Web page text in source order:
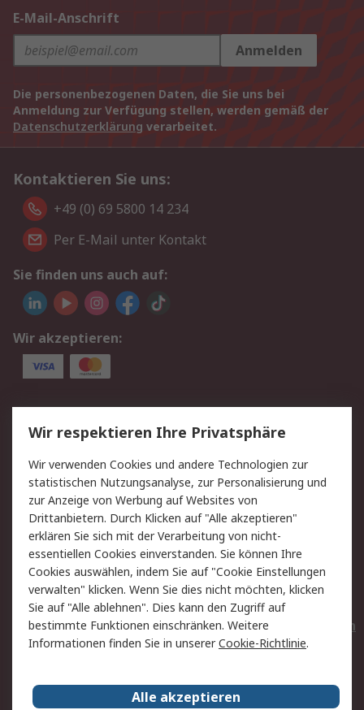
E-Mail-Anschrift
Anmelden
Die personenbezogenen Daten, die Sie uns bei
Anmeldung zur Verfügung stellen, werden gemäß der
Datenschutzerklärung verarbeitet.
Kontaktieren Sie uns:
+49 (0) 69 5800 14 234
Per E-Mail unter Kontakt
Sie finden uns auch auf:
Wir akzeptieren:
Service
Value Added Services
Lieferlösungen
Rücksendungen
Kontakt
Hilfe
Privatkunden
Rechtliches
AGB
Datenschutz
Cookie-Richtlinie
Zahlungsbedingungen
Copyright/Impressum
Entsorgung
Elektrogeräte/Batterien
RS weltweit
Wir respektieren Ihre Privatsphäre
Wir verwenden Cookies und andere Technologien zur
statistischen Nutzungsanalyse, zur Personalisierung und
zur Anzeige von Werbung auf Websites von
Drittanbietern. Durch Klicken auf "Alle akzeptieren"
erklären Sie sich mit der Verarbeitung von nicht-
essentiellen Cookies einverstanden. Sie können Ihre
Cookies auswählen, indem Sie auf "Cookie Einstellungen
verwalten" klicken. Wenn Sie dies nicht möchten, klicken
Sie auf "Alle ablehnen". Dies kann den Zugriff auf
bestimmte Funktionen einschränken. Weitere
Informationen finden Sie in unsererCookie-Richtlinie.
Alle akzeptieren